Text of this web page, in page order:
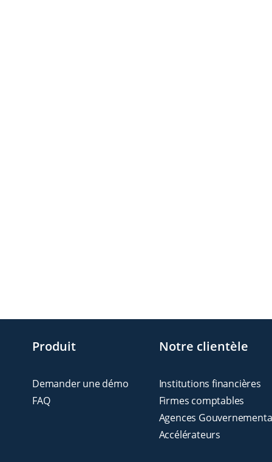
Produit
Demander une démo
FAQ
Notre clientèle
Institutions financières
Firmes comptables
Agences
Accélérateurs